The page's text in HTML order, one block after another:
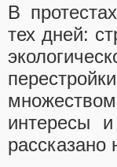
В
тех дней:
интересы
рассказано